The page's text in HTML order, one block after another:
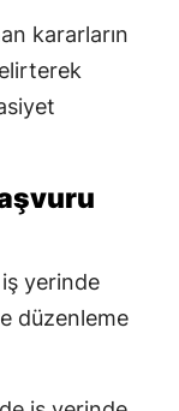
kararların
yerinde
düzenleme